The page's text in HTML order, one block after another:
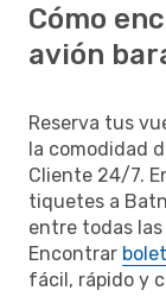
Cómo
avión
Reserva tus
la comodidad
Cliente 24/7.
tiquetes a
entre todas
Encontrar
fácil, rápido y